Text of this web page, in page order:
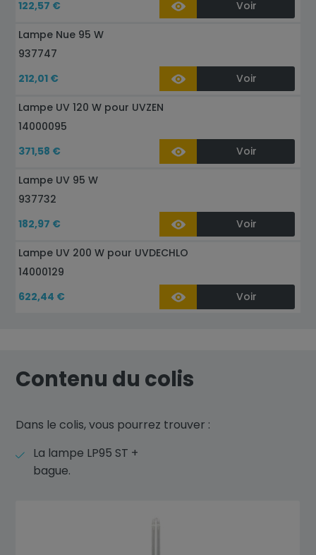
122,57 €
Voir
Lampe Nue 95 W
937747
212,01 €
Voir
Lampe UV 120 W pour UVZEN
14000095
371,58 €
Voir
Lampe UV 95 W
937732
182,97 €
Voir
Lampe UV 200 W pour UVDECHLO
14000129
622,44 €
Voir
Contenu du colis
Dans le colis, vous pourrez trouver :
La lampe LP95 ST +
bague.